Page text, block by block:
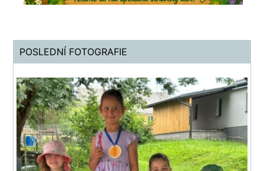
POSLEDNÍ FOTOGRAFIE